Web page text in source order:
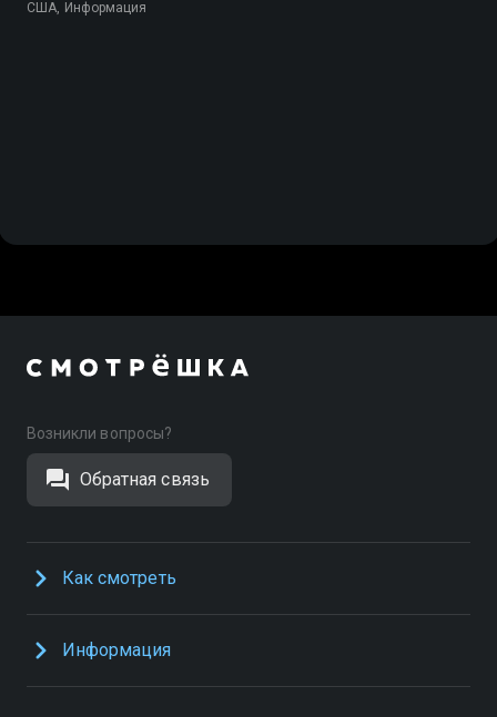
США, Информация
Возникли вопросы?
Обратная связь
Как смотреть
Информация